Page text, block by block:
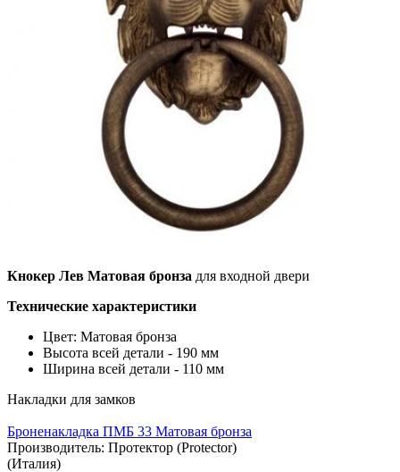
Кнокер Лев Матовая бронза для входной двери
Технические характеристики
Цвет: Матовая бронза
Высота всей детали - 190 мм
Ширина всей детали - 110 мм
Накладки для замков
Броненакладка ПМБ 33 Матовая бронза
Производитель: Протектор (Protector)
(Италия)